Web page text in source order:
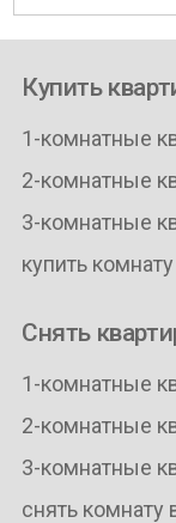
Купить
1-комнатные
2-комнатные
3-комнатные
купить комнату
Снять
1-комнатные
2-комнатные
3-комнатные
снять комнату